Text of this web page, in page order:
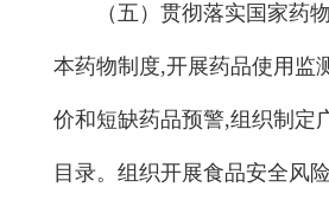
（五）贯彻落实国家药
本药物制度,开展药品使用监
价和短缺药品预警,组织制定
目录。组织开展食品安全风